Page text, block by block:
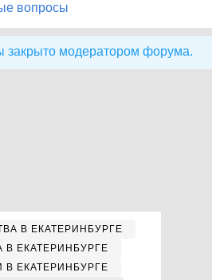
вопросы
закрыто модератором форума.
В ЕКАТЕРИНБУРГЕ
В ЕКАТЕРИНБУРГЕ
В ЕКАТЕРИНБУРГЕ